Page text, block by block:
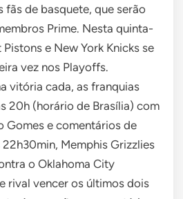
fãs de basquete, que serão
Prime. Nesta quinta-
e New York Knicks se
vez nos Playoffs.
vitória cada, as franquias
20h (horário de Brasília) com
Gomes e comentários de
Memphis Grizzlies
o Oklahoma City
rival vencer os últimos dois